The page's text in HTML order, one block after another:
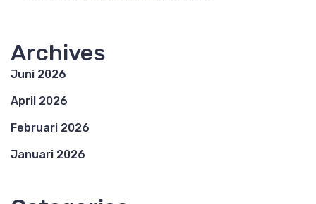
Archives
Juni 2026
April 2026
Februari 2026
Januari 2026